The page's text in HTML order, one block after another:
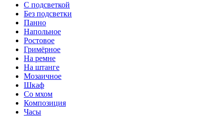
С подсветкой
Без подсветки
Панно
Напольное
Ростовое
Гримёрное
На ремне
На штанге
Мозаичное
Шкаф
Со мхом
Композиция
Часы